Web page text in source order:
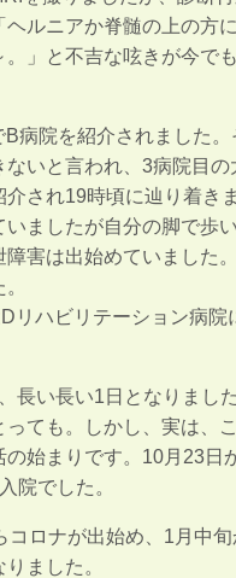
ルニアか脊髄の上の方
。」と不吉な呟きが今で
B病院を紹介されました
いと言われ、 3病院目の
介され19時頃に辿り着き
いましたが自分の脚で歩
障害は出始めていました
リハビリテーション病院
長い長い1 日となりまし
ても。
しかし、実は、
始まりです。 10月 23日
院でした。
コロナが出始め、 1 月中
ました。